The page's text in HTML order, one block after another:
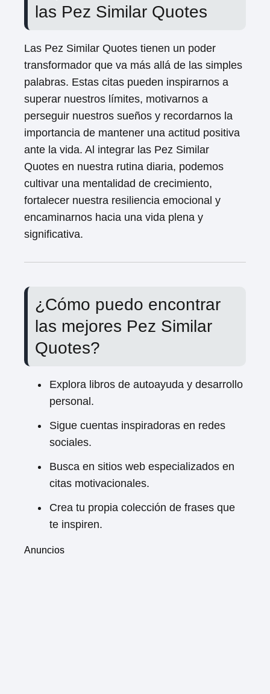
las Pez Similar Quotes
Las Pez Similar Quotes tienen un poder
transformador que va más allá de las simples
palabras. Estas citas pueden inspirarnos a
superar nuestros límites, motivarnos a
perseguir nuestros sueños y recordarnos la
importancia de mantener una actitud positiva
ante la vida. Al integrar las Pez Similar
Quotes en nuestra rutina diaria, podemos
cultivar una mentalidad de crecimiento,
fortalecer nuestra resiliencia emocional y
encaminarnos hacia una vida plena y
significativa.
¿Cómo puedo encontrar
las mejores Pez Similar
Quotes?
Explora libros de autoayuda y desarrollo
personal.
Sigue cuentas inspiradoras en redes
sociales.
Busca en sitios web especializados en
citas motivacionales.
Crea tu propia colección de frases que
te inspiren.
Anuncios